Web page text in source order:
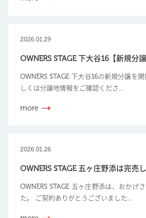
2026.01.29
OWNERS STAGE 下大谷16【新規分譲
OWNERS STAGE 下大谷16の新規分譲を
しくは分譲地情報をご確認くださ...
more
2026.01.26
OWNERS STAGE 五ヶ庄野添は完売し
OWNERS STAGE 五ヶ庄野添は、おかげ
た。 ご契約ありがとうございました...